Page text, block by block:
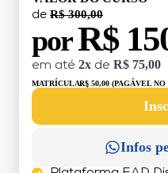
de R$ 300,00
porR$
em até 2x de R$ 75,00
MATRÍCULA:R$ 50,00 (PAGÁVEL
Infos